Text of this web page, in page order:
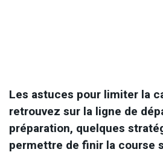
Les astuces pour limiter la
retrouvez sur la ligne de
préparation, quelques
permettre de finir la course